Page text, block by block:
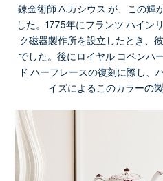
錬金術師 A.カシウス が、この輝
した。1775年にフランツ ハイン
ク磁器製作所を設立したとき、
でした。後にロイヤル コペンハ
ド ハーフレースの復刻に際し、
イズによるこのカラーの